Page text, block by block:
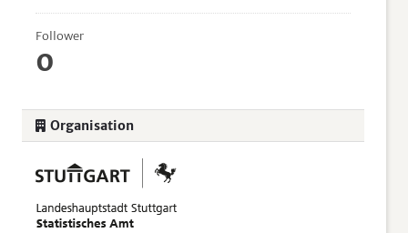
Follower
0
Organisation